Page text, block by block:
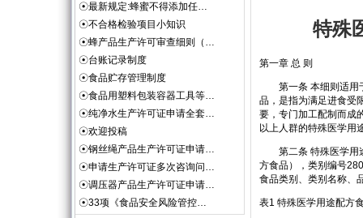
☉最新规定:蜂蜜不得添加任…
☉不合格检验项目小知识
☉蜂产品生产许可审查细则（…
☉台账记录制度
☉食品贮存管理制度
☉食品用塑料包装容器工具等…
☉纯净水生产许可证申请全套…
☉欢迎投稿
☉钢丝绳产品生产许可证申请…
☉申请生产许可证多次咨询问…
☉调压器产品生产许可证申请…
☉33项《食品安全风险管控…
特殊
第一章 总 则
第一条 本细则适用于
品，是指为满足进食受
要，专门加工配制而成
以上人群的特殊医学用
第二条 特殊医学用途
方食品），类别编号
食品类别、类别名称、
表1 特殊医学用途配